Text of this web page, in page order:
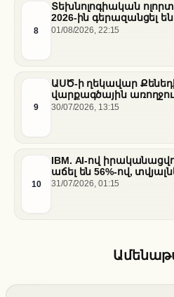
8
Տեխնոլոգիական
2026-ին գերազանցել են
01/08/2026, 22:15
9
ԱՍԾ-ի ղեկավար
վարքագծային
բարելավման շուրջ
30/07/2026, 13:15
10
IBM. AI-ով
աճել են 56%-ով,
ծախսերը հասել են
31/07/2026, 01:15